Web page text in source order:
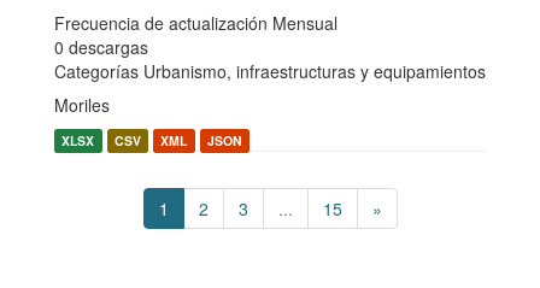
Frecuencia de actualización Mensual
0 descargas
Categorías Urbanismo, infraestructuras y equipamientos
Moriles
XLSX CSV XML JSON
1 2 3 ... 15 »